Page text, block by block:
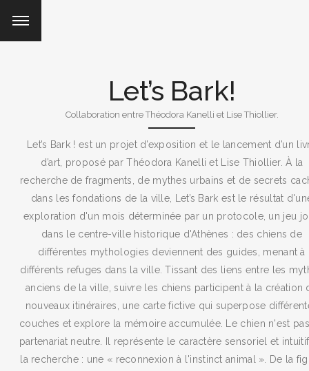
Let’s Bark!
Collaboration entre Théodora Kanelli et Lise Thiollier.
Let’s Bark ! est un projet d’exposition et le lancement d’un
d’art, proposé par Théodora Kanelli et Lise Thiollier. À la
recherche de fragments, de mythes urbains et de secrets
dans les fondations de la ville, Let’s Bark est le résultat
exploration d'un mois déterminée par un protocole, un jeu
dans le centre-ville historique d'Athènes : des chiens de
différentes mythologies deviennent des guides, menant à
différents refuges dans la ville. Tissant des liens entre les
anciens de la ville, suivre les chiens participent à la création
nouveaux itinéraires, une carte fictive qui superpose
couches et explore la mémoire accumulée. Le chien n'est
partenariat neutre. Il représente le caractère sensoriel et
la recherche : une « reconnexion à l'instinct animal ». De la